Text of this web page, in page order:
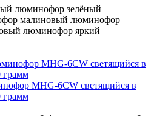
люминофор зелёный
малиновый люминофор
люминофор яркий
MHG-6CW светящийся в
грамм